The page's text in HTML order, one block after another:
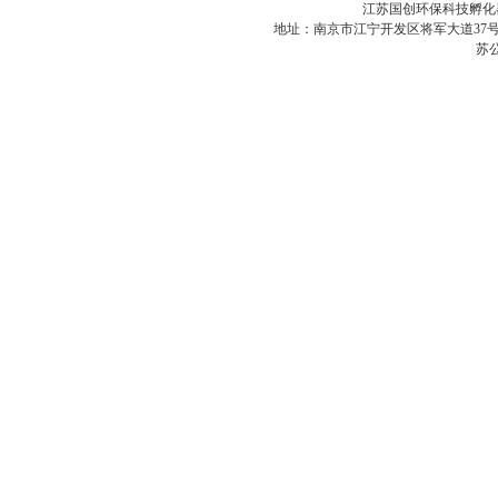
江苏国创环保科技孵
地址：南京市江宁开发区将军大道37
苏